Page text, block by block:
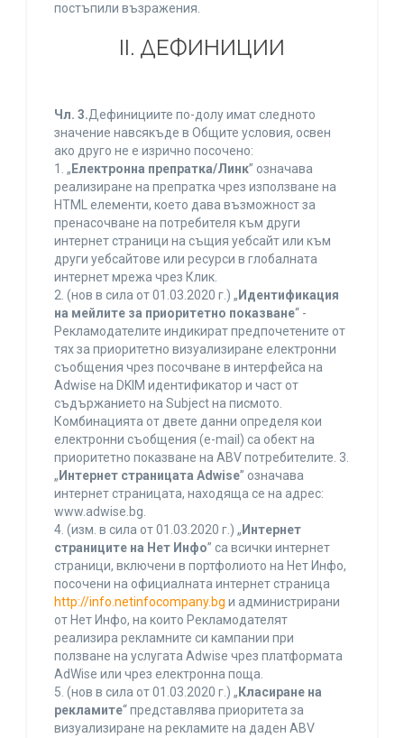
постъпили възражения.
ІІ. ДЕФИНИЦИИ
Чл. 3.Дефинициите по-долу имат следното
значение навсякъде в Общите условия, освен
ако друго не е изрично посочено:
1. „ Електронна препратка/Линк” означава
реализиране на препратка чрез използване на
HTML елементи, което дава възможност за
пренасочване на потребителя към други
интернет страници на същия уебсайт или към
други уебсайтове или ресурси в глобалната
интернет мрежа чрез Клик.
2. (нов в сила от 01.03.2020 г.) „ Идентификация
на мейлите за приоритетно показване“ -
Рекламодателите индикират предпочетените от
тях за приоритетно визуализиране електронни
съобщения чрез посочване в интерфейса на
Adwise на DKIM идентификатор и част от
съдържанието на Subject на писмото.
Комбинацията от двете данни определя кои
електронни съобщения (e-mail) са обект на
приоритетно показване на ABV потребителите. 3.
„ Интернет страницата Adwise” означава
интернет страницата, находяща се на адрес:
www.adwise.bg.
4. (изм. в сила от 01.03.2020 г.) „ Интернет
страниците на Нет Инфо” са всички интернет
страници, включени в портфолиото на Нет Инфо,
посочени на официалната интернет страница
http://info.netinfocompany.bg и администрирани
от Нет Инфо, на които Рекламодателят
реализира рекламните си кампании при
ползване на услугата Adwise чрез платформата
AdWise или чрез електронна поща.
5. (нов в сила от 01.03.2020 г.) „ Класиране на
рекламите“ представлява приоритета за
визуализиране на рекламите на даден ABV